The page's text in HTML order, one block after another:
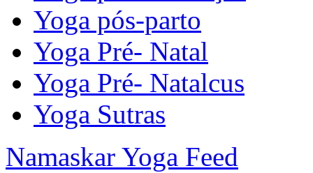
Yoga pós-parto
Yoga Pré- Natal
Yoga Pré- Natalcus
Yoga Sutras
Namaskar Yoga Feed